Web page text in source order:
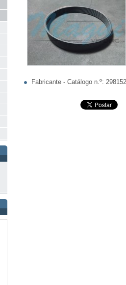
Fabricante - Catálogo n.º: 298152